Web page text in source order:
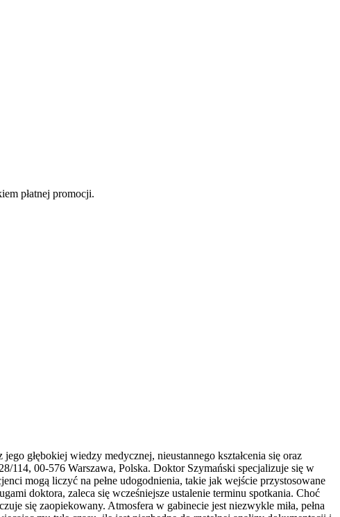
płatnej promocji.
głębokiej wiedzy medycznej, nieustannego kształcenia się oraz
114, 00-576 Warszawa, Polska. Doktor Szymański specjalizuje się w
mogą liczyć na pełne udogodnienia, takie jak wejście przystosowane
doktora, zaleca się wcześniejsze ustalenie terminu spotkania. Choć
się zaopiekowany. Atmosfera w gabinecie jest niezwykle miła, pełna